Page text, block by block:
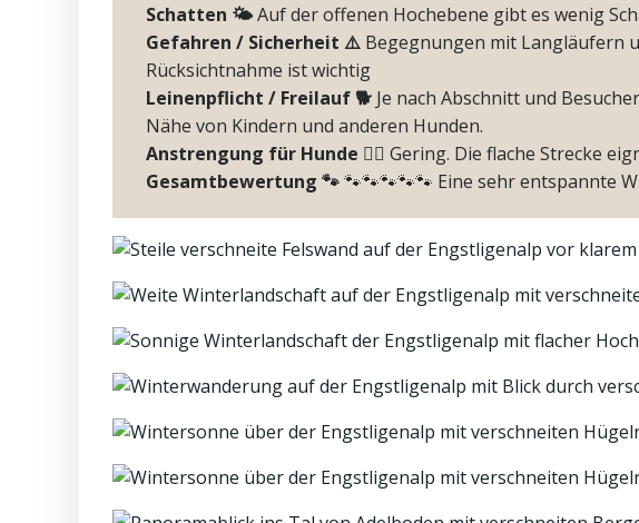
Schatten 🌤️Auf der offenen Hochebene gibt es wenig
Gefahren / Sicherheit ⚠️ Begegnungen mit Langläufern
Rücksichtnahme ist wichtig
Leinenpflicht / Freilauf 🐕 Je nach Abschnitt und
Nähe von Kindern und anderen Hunden.
Anstrengung für Hunde ❤️‍🔥 Gering. Die flache Strecke
Gesamtbewertung 🐾🐾🐾🐾🐾🐾 Eine sehr entspannte